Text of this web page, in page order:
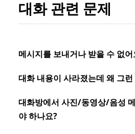
대화 관련 문제
메시지를 보내거나 받을 수 없어
대화 내용이 사라졌는데 왜 그
대화방에서 사진/동영상/음성
야 하나요?